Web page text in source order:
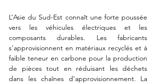
L’Asie du Sud-Est connaît une forte poussée
vers les véhicules électriques et les
composants durables. Les fabricants
s’approvisionnent en matériaux recyclés et à
faible teneur en carbone pour la production
de pièces tout en réduisant les déchets
dans les chaînes d’approvisionnement. La